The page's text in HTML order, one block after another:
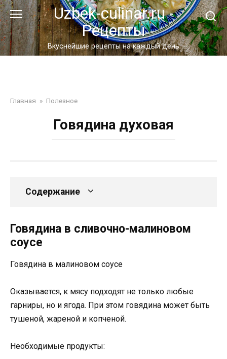
Перейти
к
контенту
Uzbek-culinar.ru -
Рецепты
Вкуснейшие рецепты на каждый день
Главная » Полезное
Говядина духовая
Содержание
Говядина в сливочно-малиновом
соусе
Говядина в малиновом соусе
Оказывается, к мясу подходят не только любые
гарниры, но и ягода. При этом говядина может быть
тушеной, жареной и копченой.
Необходимые продукты: